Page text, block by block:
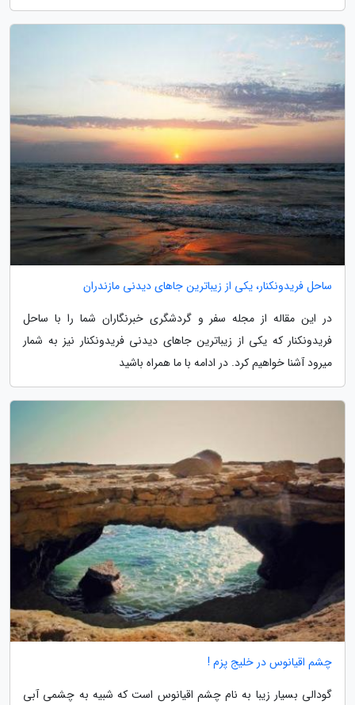
ساحل فریدونکنار، یکی از زیباترین جاهای دیدنی مازندران
در این مقاله از مجله سفر و گردشگری خبرنگاران شما را با ساحل
فریدونکنار که یکی از زیباترین جاهای دیدنی فریدونکنار نیز به شمار
میرود آشنا خواهیم کرد. در ادامه با ما همراه باشید
چشم اقیانوس در خلیج پزم !
گودالی بسیار زیبا به نام چشم اقیانوس است که شبیه به چشمی آبی